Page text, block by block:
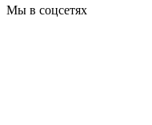
Мы в соцсетях